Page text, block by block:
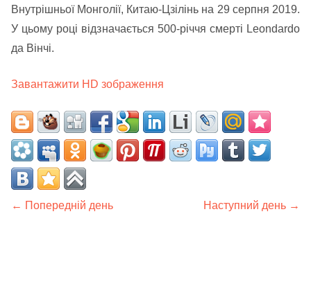
Внутрішньої Монголії, Китаю-Цзілінь на 29 серпня 2019.
У цьому році відзначається 500-річчя смерті Leondardo
да Вінчі.
Завантажити HD зображення
← Попередній день Наступний день →